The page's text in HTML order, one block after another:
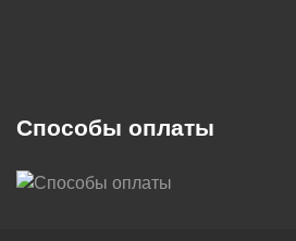
Способы оплаты